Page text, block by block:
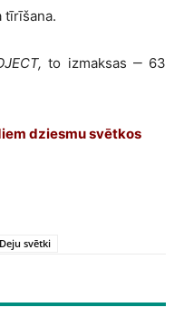
tīrīšana.
to izmaksas ‒ 63
dziesmu svētkos
svētki